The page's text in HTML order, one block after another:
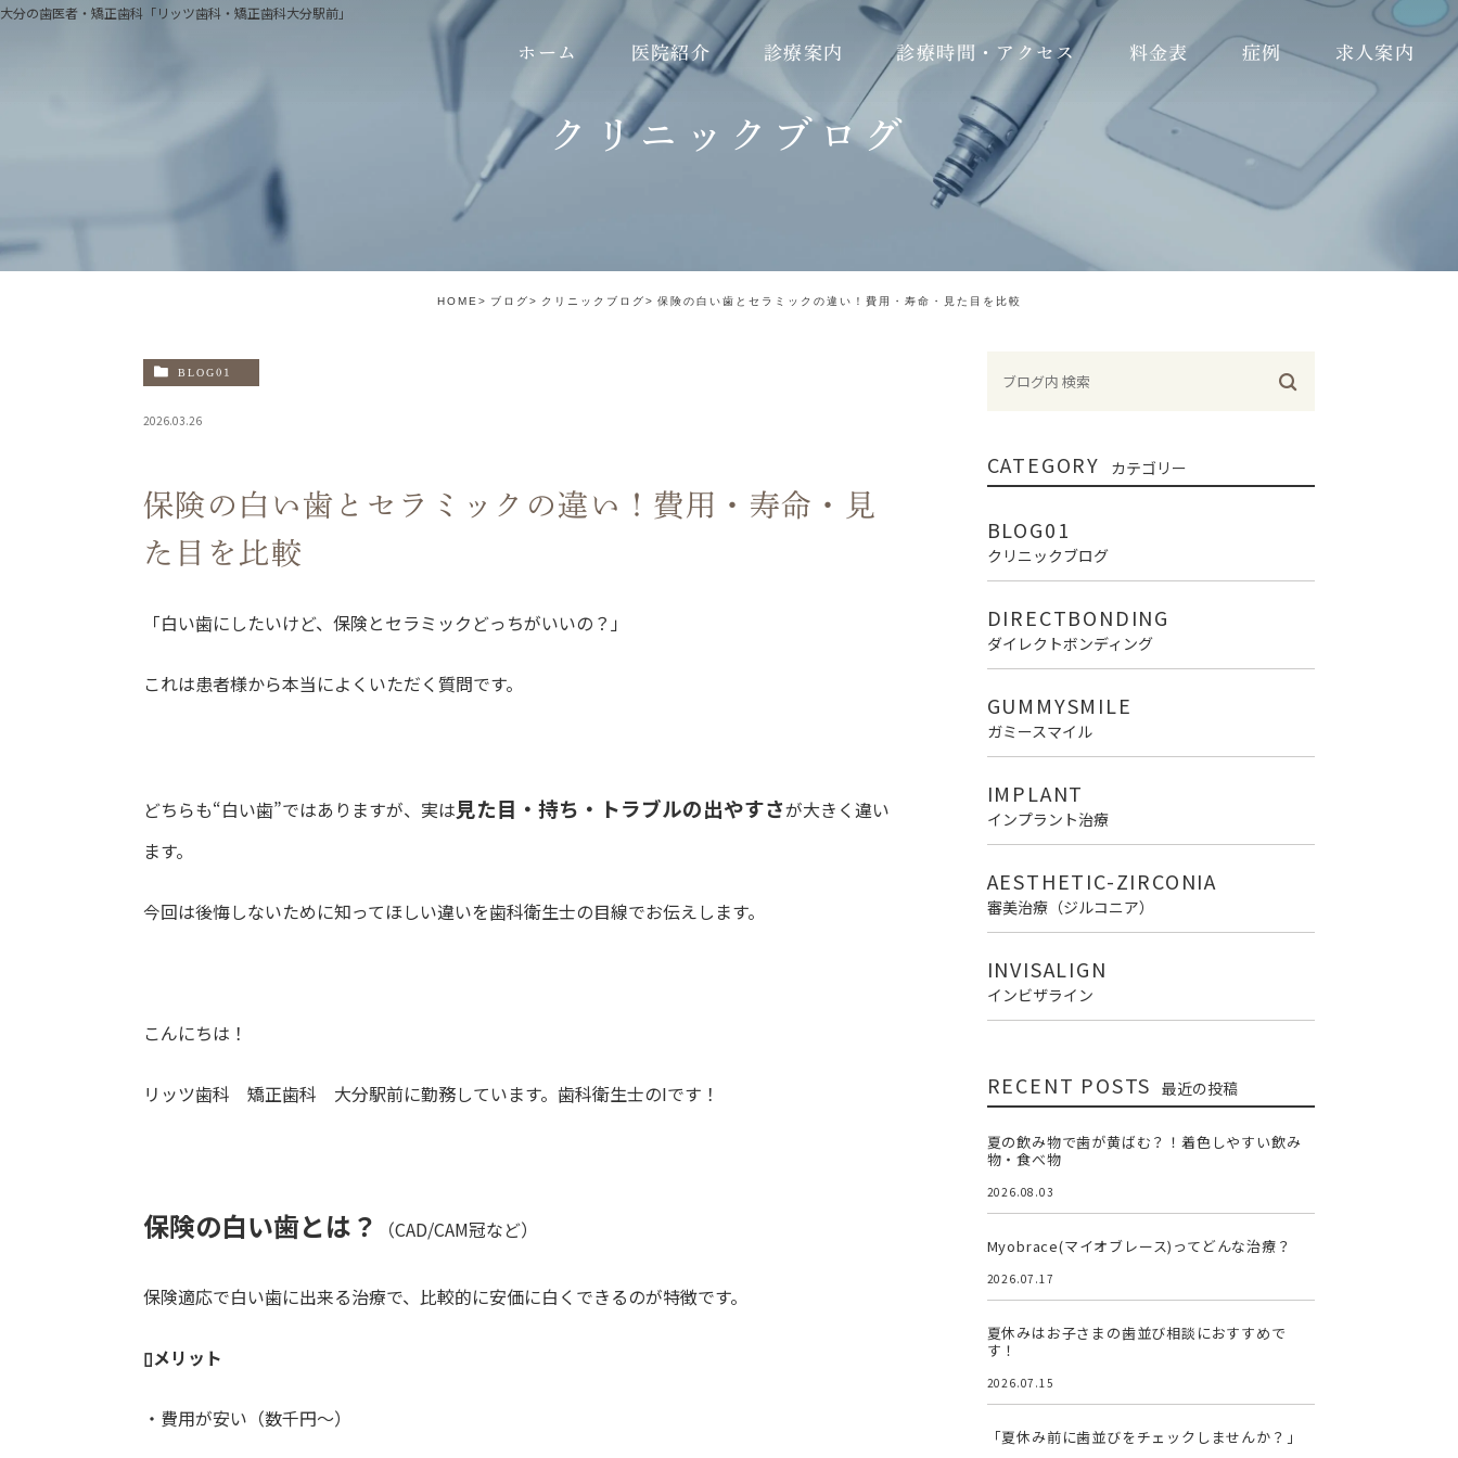
大分の歯医者・矯正歯科「リッツ歯科・矯正歯科大分駅前」
ホーム 医院紹介
医院理念
当院のこだわり
診療案内
虫歯治療
精密治療
ホワイトニング
歯周病治療
入れ歯治療
診療時間・アクセス 料金表 症例
ダイレクトボンディング
求人案内
歯科衛生士
受付
クリニックブログ
HOME ブログ クリニックブログ 保険の白い歯とセラミックの違い！費用・寿命・見た目を比較
BLOG01
2026.03.26
保険の白い歯とセラミックの違い！費用・寿命・見
た目を比較
「白い歯にしたいけど、保険とセラミックどっちがいいの？」
これは患者様から本当によくいただく質問です。
どちらも“白い歯”ではありますが、実は見た目・持ち・トラブルの出やすさが大きく違い
ます。
今回は後悔しないために知ってほしい違いを歯科衛生士の目線でお伝えします。
こんにちは！
リッツ歯科 矯正歯科 大分駅前に勤務しています。歯科衛生士のIです！
保険の白い歯とは？ （CAD/CAM冠など）
保険適応で白い歯に出来る治療で、比較的に安価に白くできるのが特徴です。
▯メリット
・費用が安い（数千円～）
CATEGORY カテゴリー
BLOG01
クリニックブログ
DIRECTBONDING
ダイレクトボンディング
GUMMYSMILE
ガミースマイル
IMPLANT
インプラント治療
AESTHETIC-ZIRCONIA
審美治療（ジルコニア）
INVISALIGN
インビザライン
RECENT POSTS 最近の投稿
夏の飲み物で歯が黄ばむ？！着色しやすい飲み
物・食べ物
2026.08.03
Myobrace(マイオブレース)ってどんな治療？
2026.07.17
夏休みはお子さまの歯並び相談におすすめで
す！
2026.07.15
「夏休み前に歯並びをチェックしませんか？」